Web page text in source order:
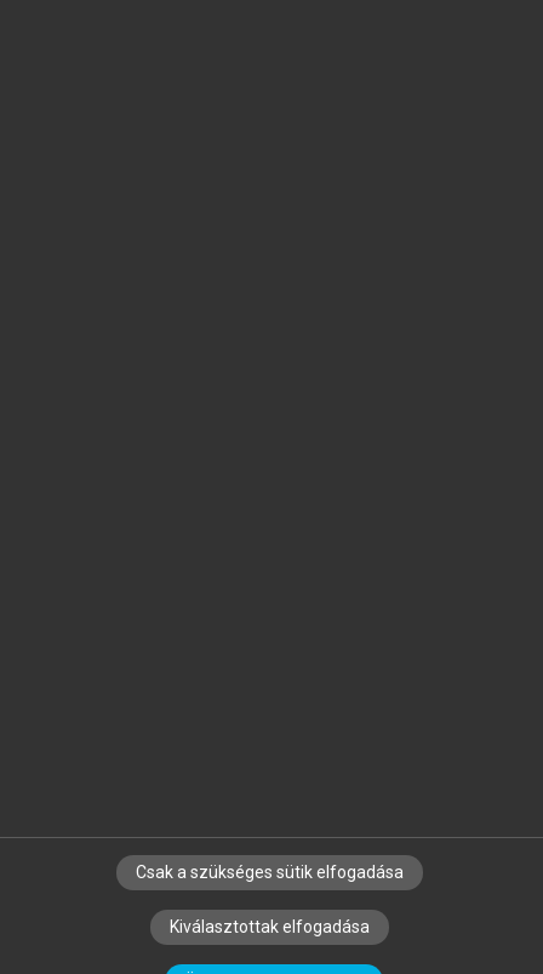
SZERZŐKNEK CÉGEKNEK KÖNYVTÁROSOKNAK
SZERKESZTÉSI ÉS LEKTORÁLÁSI ALAPELVEK
Csak a szükséges sütik elfogadása
Kiválasztottak elfogadása